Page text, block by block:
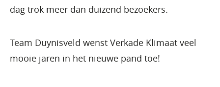
dag trok meer dan duizend bezoekers.
Team Duynisveld wenst Verkade Klimaat veel
mooie jaren in het nieuwe pand toe!